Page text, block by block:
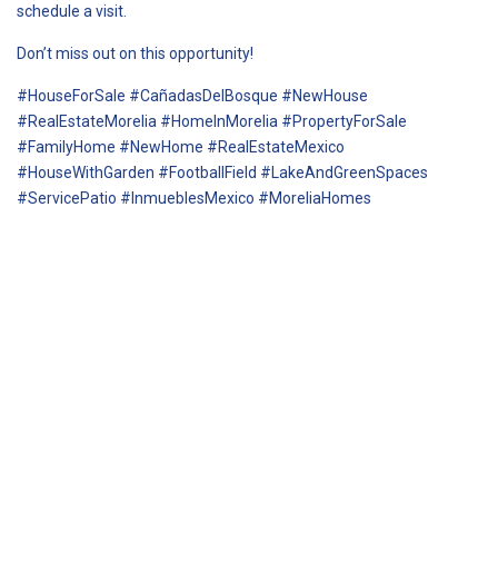
schedule a visit.
Don’t miss out on this opportunity!
#HouseForSale #CañadasDelBosque #NewHouse
#RealEstateMorelia #HomeInMorelia #PropertyForSale
#FamilyHome #NewHome #RealEstateMexico
#HouseWithGarden #FootballField #LakeAndGreenSpaces
#ServicePatio #InmueblesMexico #MoreliaHomes